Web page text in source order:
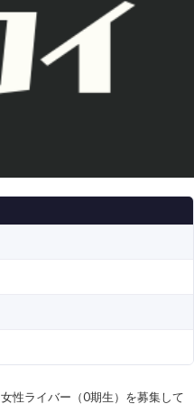
性ライバー（0期生）を募集して